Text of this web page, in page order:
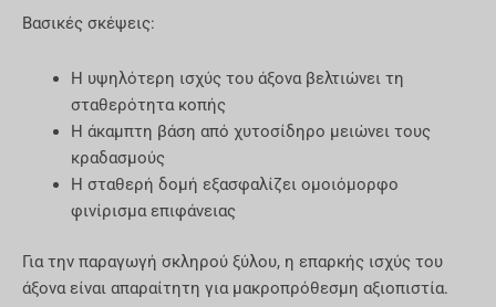
Βασικές σκέψεις:
Η υψηλότερη ισχύς του άξονα βελτιώνει τη
σταθερότητα κοπής
Η άκαμπτη βάση από χυτοσίδηρο μειώνει τους
κραδασμούς
Η σταθερή δομή εξασφαλίζει ομοιόμορφο
φινίρισμα επιφάνειας
Για την παραγωγή σκληρού ξύλου, η επαρκής ισχύς του
άξονα είναι απαραίτητη για μακροπρόθεσμη αξιοπιστία.